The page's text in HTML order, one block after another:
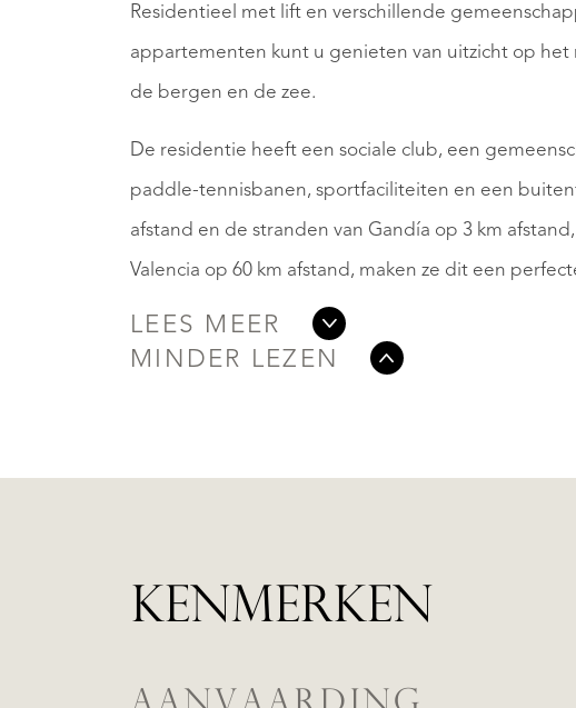
Residentieel met lift en verschillende
appartementen kunt u genieten van uitzicht op
de bergen en de zee.
De residentie heeft een sociale club, een
paddle-tennisbanen, sportfaciliteiten en een
afstand en de stranden van Gandía op 3 km
Valencia op 60 km afstand, maken ze dit een
LEES MEER
MINDER LEZEN
KENMERKEN